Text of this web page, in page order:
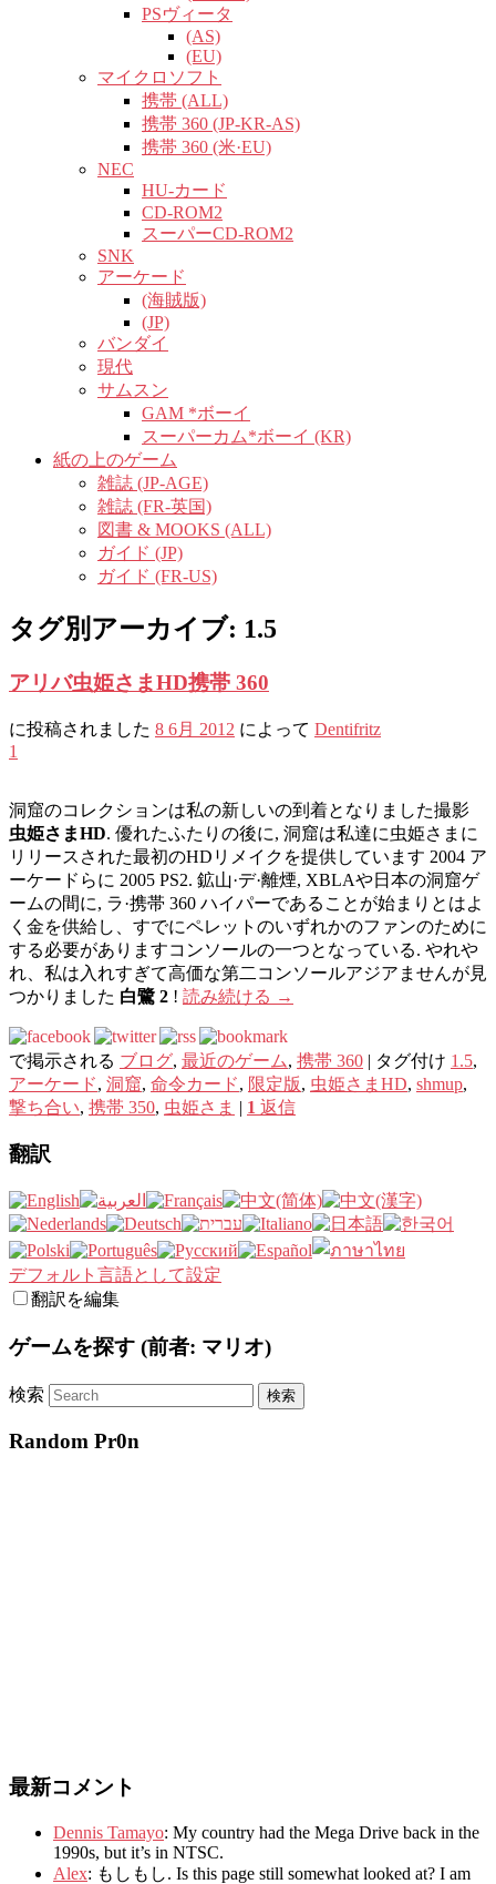
PSヴィータ
(AS)
(EU)
マイクロソフト
携帯 (ALL)
携帯 360 (JP-KR-AS)
携帯 360 (米·EU)
NEC
HU-カード
CD-ROM2
スーパーCD-ROM2
SNK
アーケード
(海賊版)
(JP)
バンダイ
現代
サムスン
GAM *ボーイ
スーパーカム*ボーイ (KR)
紙の上のゲーム
雑誌 (JP-AGE)
雑誌 (FR-英国)
図書 & MOOKS (ALL)
ガイド (JP)
ガイド (FR-US)
タグ別アーカイブ: 1.5
アリバ虫姫さまHD携帯 360
に投稿されました 8 6月 2012 によって Dentifritz
1
洞窟のコレクションは私の新しいの到着となりました撮影
虫姫さまHD. 優れたふたりの後に, 洞窟は私達に虫姫さまに
リリースされた最初のHDリメイクを提供しています 2004 ア
ーケードらに 2005 PS2. 鉱山·デ·離煙, XBLAや日本の洞窟ゲ
ームの間に, ラ·携帯 360 ハイパーであることが始まりとはよ
く金を供給し、すでにペレットのいずれかのファンのために
する必要がありますコンソールの一つとなっている. やれや
れ、私は入れすぎて高価な第二コンソールアジアませんが見
つかりました 白鷺 2 ! 読み続ける →
で掲示される ブログ, 最近のゲーム, 携帯 360 | タグ付け 1.5,
アーケード, 洞窟, 命令カード, 限定版, 虫姫さまHD, shmup,
撃ち合い, 携帯 350, 虫姫さま | 1 返信
翻訳
デフォルト言語として設定
翻訳を編集
ゲームを探す (前者: マリオ)
検索
Random Pr0n
最新コメント
Dennis Tamayo: My country had the Mega Drive back in the
1990s, but it’s in NTSC.
Alex: もしもし. Is this page still somewhat looked at? I am